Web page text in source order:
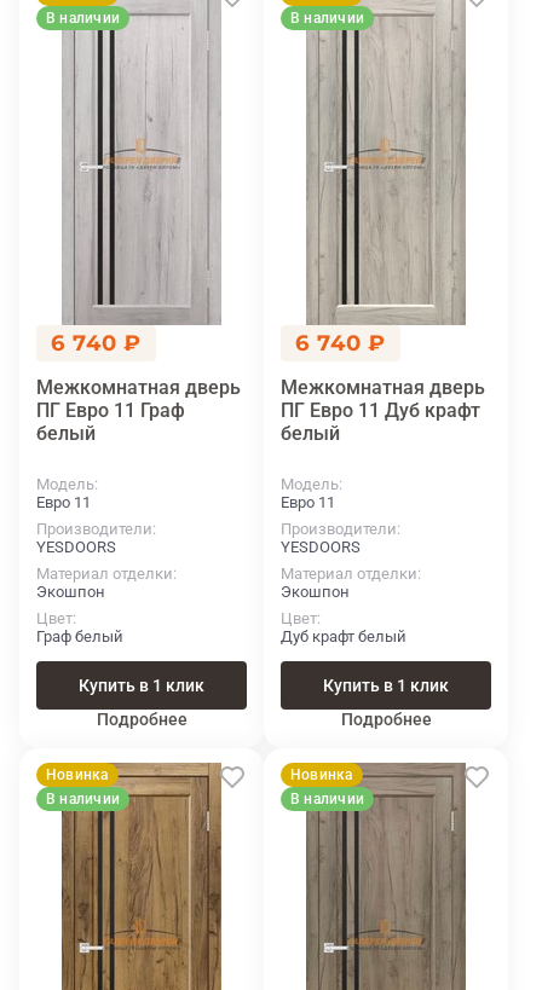
В наличии
6 740 ₽
Межкомнатная дверь
ПГ Евро 11 Граф
белый
Модель
Евро 11
Производители
YESDOORS
Материал отделки
Экошпон
Цвет
Граф белый
Купить в 1 клик
Подробнее
В наличии
6 740 ₽
Межкомнатная дверь
ПГ Евро 11 Дуб крафт
белый
Модель
Евро 11
Производители
YESDOORS
Материал отделки
Экошпон
Цвет
Дуб крафт белый
Купить в 1 клик
Подробнее
Новинка
В наличии
Новинка
В наличии